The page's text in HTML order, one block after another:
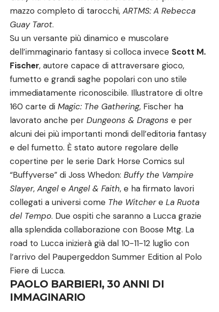
mazzo completo di tarocchi, ARTMS: A Rebecca
Guay Tarot.
Su un versante più dinamico e muscolare
dell’immaginario fantasy si colloca invece Scott M.
Fischer, autore capace di attraversare gioco,
fumetto e grandi saghe popolari con uno stile
immediatamente riconoscibile. Illustratore di oltre
160 carte di Magic: The Gathering, Fischer ha
lavorato anche per Dungeons & Dragons e per
alcuni dei più importanti mondi dell’editoria fantasy
e del fumetto. È stato autore regolare delle
copertine per le serie Dark Horse Comics sul
“Buffyverse” di Joss Whedon: Buffy the Vampire
Slayer, Angel e Angel & Faith, e ha firmato lavori
collegati a universi come The Witchere La Ruota
del Tempo. Due ospiti che saranno a Lucca grazie
alla splendida collaborazione con Boose Mtg. La
road to Lucca inizierà già dal 10-11-12 luglio con
l’arrivo del Paupergeddon Summer Edition al Polo
Fiere di Lucca.
PAOLO BARBIERI, 30 ANNI DI
IMMAGINARIO